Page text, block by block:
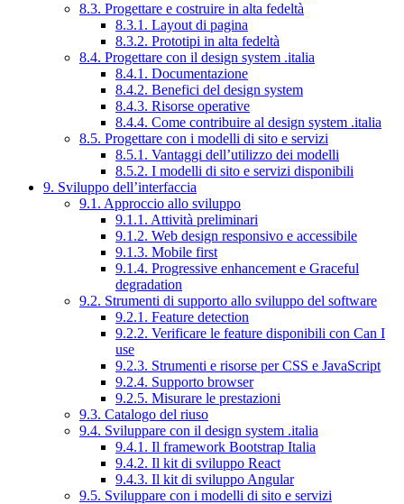
8.3. Progettare e costruire in alta fedeltà
8.3.1. Layout di pagina
8.3.2. Prototipi in alta fedeltà
8.4. Progettare con il design system .italia
8.4.1. Documentazione
8.4.2. Benefici del design system
8.4.3. Risorse operative
8.4.4. Come contribuire al design system .italia
8.5. Progettare con i modelli di sito e servizi
8.5.1. Vantaggi dell’utilizzo dei modelli
8.5.2. I modelli di sito e servizi disponibili
9. Sviluppo dell’interfaccia
9.1. Approccio allo sviluppo
9.1.1. Attività preliminari
9.1.2. Web design responsivo e accessibile
9.1.3. Mobile first
9.1.4. Progressive enhancement e Graceful
degradation
9.2. Strumenti di supporto allo sviluppo del software
9.2.1. Feature detection
9.2.2. Verificare le feature disponibili con Can I
use
9.2.3. Strumenti e risorse per CSS e JavaScript
9.2.4. Supporto browser
9.2.5. Misurare le prestazioni
9.3. Catalogo del riuso
9.4. Sviluppare con il design system .italia
9.4.1. Il framework Bootstrap Italia
9.4.2. Il kit di sviluppo React
9.4.3. Il kit di sviluppo Angular
9.5. Sviluppare con i modelli di sito e servizi